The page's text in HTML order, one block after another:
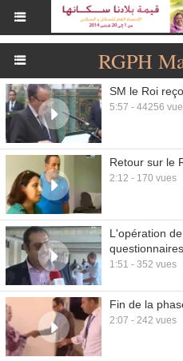
RGPH
SM le Roi
5:57 - 44256
Retour sur le
2:12 - 170 vues
L'opération
1:51 - 352 vues
Fin de la
2:07 - 242 vues